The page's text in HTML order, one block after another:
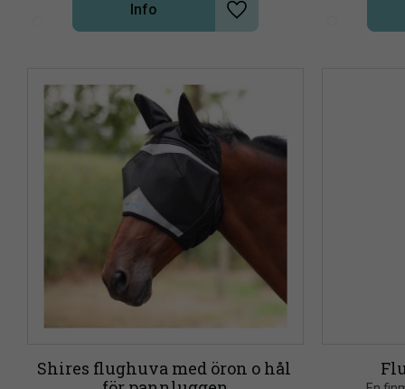
Lägg till i önskelista
Info
Shires flughuva med öron o hål